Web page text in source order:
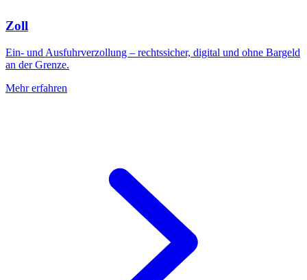
Zoll
Ein- und Ausfuhrverzollung – rechtssicher, digital und ohne Bargeld
an der Grenze.
Mehr erfahren